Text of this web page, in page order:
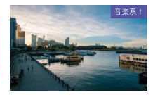
音楽系！